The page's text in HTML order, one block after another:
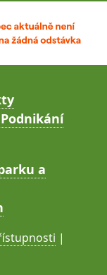
Podnikání
a
|